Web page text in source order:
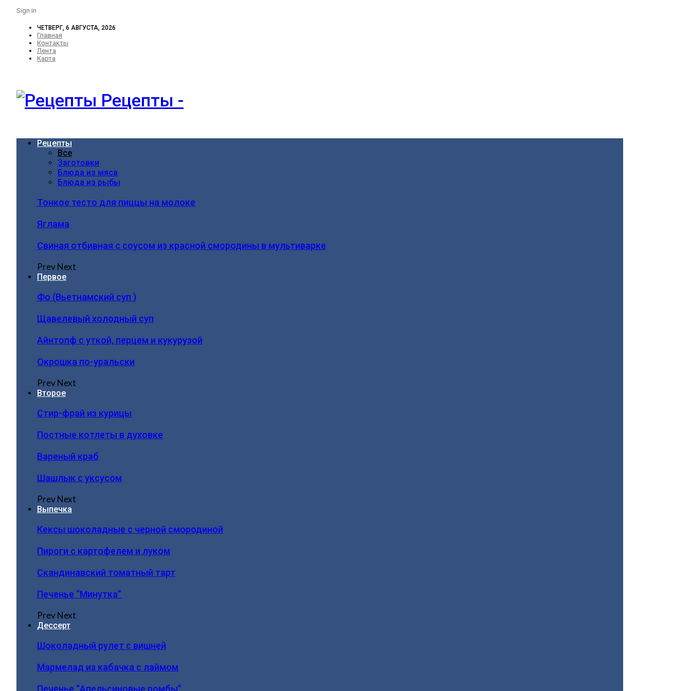
Sign in
ЧЕТВЕРГ, 6 АВГУСТА, 2026
Главная
Контакты
Лента
Карта
Рецепты -
Рецепты
Все
Заготовки
Блюда из мяса
Блюда из рыбы
Тонкое тесто для пиццы на молоке
Яглама
Свиная отбивная с соусом из красной смородины в мультиварке
PrevNext
Первое
Фо (Вьетнамский суп )
Щавелевый холодный суп
Айнтопф с уткой, перцем и кукурузой
Окрошка по-уральски
PrevNext
Второе
Стир-фрай из курицы
Постные котлеты в духовке
Вареный краб
Шашлык с уксусом
PrevNext
Выпечка
Кексы шоколадные с черной смородиной
Пироги c картофелем и луком
Скандинавский томатный тарт
Печенье “Минутка”
PrevNext
Дессерт
Шоколадный рулет с вишней
Мармелад из кабачка с лаймом
Печенье “Апельсиновые ромбы”